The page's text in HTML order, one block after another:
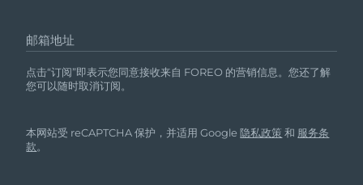
邮箱地址
点击“订阅”即表示您同意接收来自 FOREO 的营销信息。您还了解
您可以随时取消订阅。
本网站受 reCAPTCHA 保护，并适用 Google隐私政策 和 服务条
款。